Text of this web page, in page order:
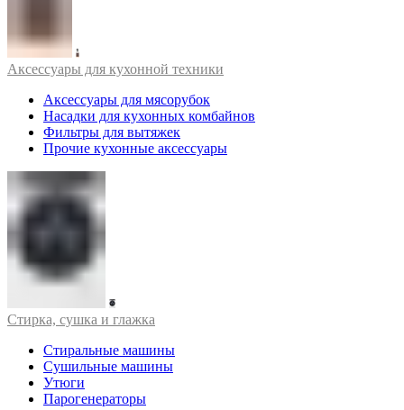
Аксессуары для кухонной техники
Аксессуары для мясорубок
Насадки для кухонных комбайнов
Фильтры для вытяжек
Прочие кухонные аксессуары
Стирка, сушка и глажка
Стиральные машины
Сушильные машины
Утюги
Парогенераторы